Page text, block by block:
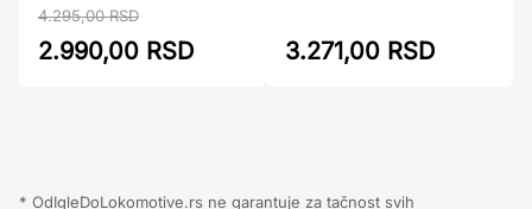
4.295,00 RSD
2.990,00 RSD 3.271,00 RSD
* OdIgleDoLokomotive.rs ne garantuje za tačnost svih